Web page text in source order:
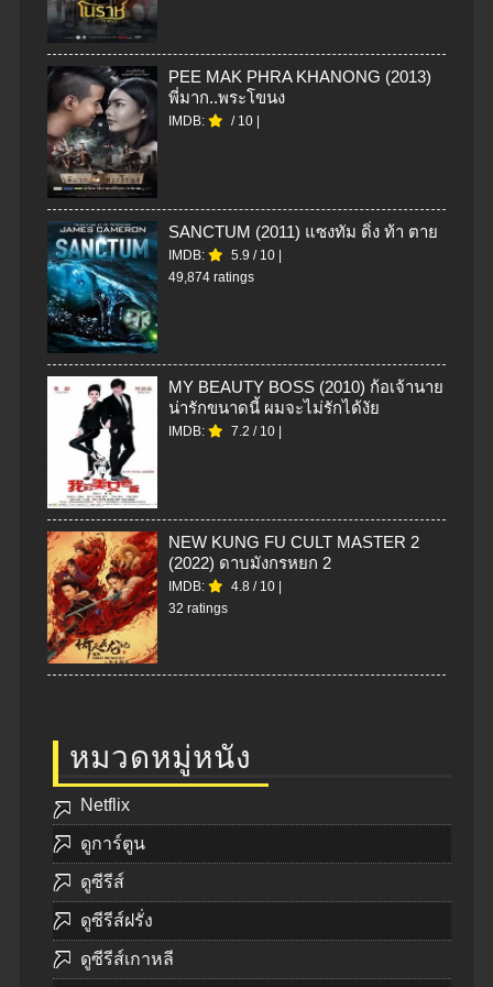
PEE MAK PHRA KHANONG (2013)
พี่มาก..พระโขนง
IMDB: / 10
SANCTUM (2011) แซงทัม ดิ่ง ท้า ตาย
IMDB: 5.9 / 10
49,874 ratings
MY BEAUTY BOSS (2010) ก้อเจ้านาย
น่ารักขนาดนี้ ผมจะไม่รักได้งัย
IMDB: 7.2 / 10
NEW KUNG FU CULT MASTER 2
(2022) ดาบมังกรหยก 2
IMDB: 4.8 / 10
32 ratings
หมวดหมู่หนัง
Netflix
ดูการ์ตูน
ดูซีรีส์
ดูซีรีส์ฝรั่ง
ดูซีรีส์เกาหลี